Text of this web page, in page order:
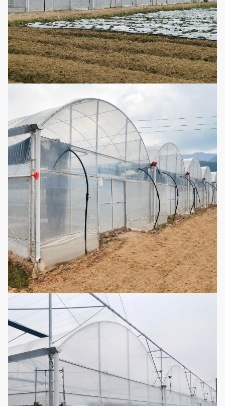
8
Σύστημα
εξαερισμού
Δευτερεύοντα
παράθυρα και
ανεμιστήρες
Σύστημα άρδευσης
σταλαγματιάς
Μπορεί να
προσαρμοστεί
θερμοκηπίων
10
Σύστημα
μικροϋπολογιστής-
ψεκαστήρων
Μπορεί να
προσαρμοστεί
σύμφωνα με το μήκος
και το πλάτος
θερμοκηπίων
11
Συμπληρώστε το
Εύκολος
συγκεντρώστε το
αυτόματο ελαφρύ
θερμοκήπιο
συσκότισης στέρησης
Κρεβάτι
σποροφύτων
Κινητό κρεβάτι
13 Hydroponics
Μπορεί να
επαναχρησιμοποιηθεί,
καμία ανάγκη να
προστεθούν οι
θρεπτικές ουσίες,
κατάλληλος και